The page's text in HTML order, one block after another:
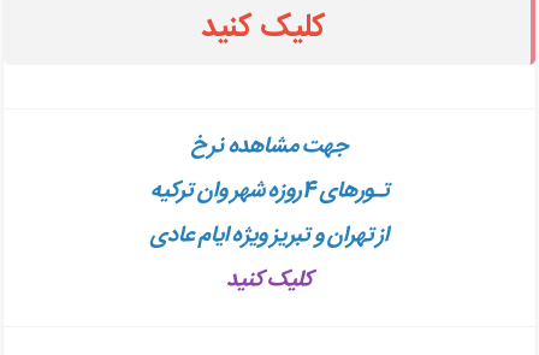
جهت مشاهدهنرخ
تـورهای 4روزه
شهر وان ترکیه
از تهران و تبریز ویژه ایام عادی
کلیک کنید